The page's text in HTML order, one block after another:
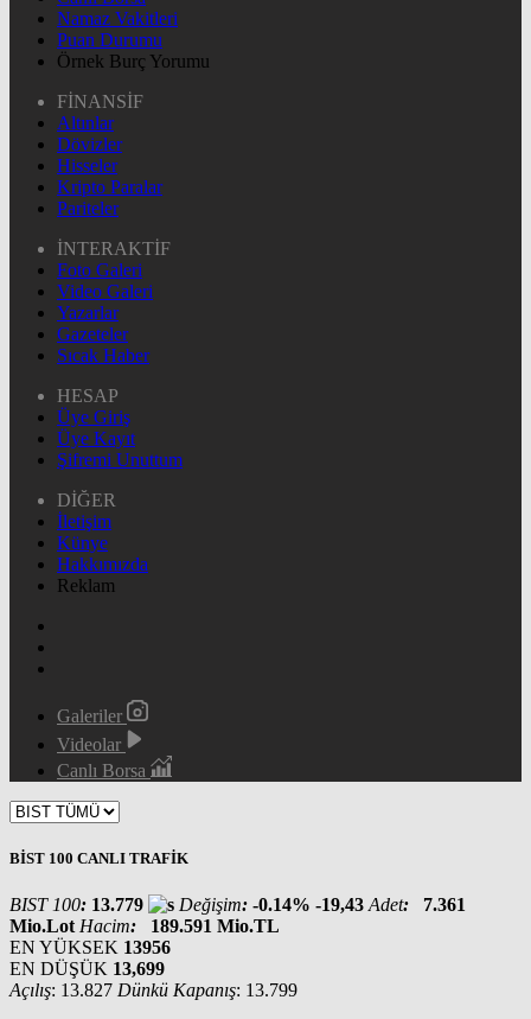
Namaz Vakitleri
Puan Durumu
Örnek Burç Yorumu
FİNANSİF
Altınlar
Dövizler
Hisseler
Kripto Paralar
Pariteler
İNTERAKTİF
Foto Galeri
Video Galeri
Yazarlar
Gazeteler
Sıcak Haber
HESAP
Üye Giriş
Üye Kayıt
Şifremi Unuttum
DİĞER
İletişim
Künye
Hakkımızda
Reklam
Galeriler
Videolar
Canlı Borsa
BİST 100 CANLI TRAFİK
BIST 100: 13.779 Değişim: -0.14% -19,43 Adet:
7.361
Mio.Lot Hacim: 189.591 Mio.TL
EN YÜKSEK 13956
EN DÜŞÜK 13,699
Açılış: 13.827 Dünkü Kapanış: 13.799